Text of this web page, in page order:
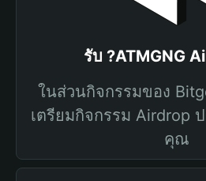
รับ ?ATMGNG
ในส่วนกิจกรรมของ
เตรียมกิจกรรม Airdrop
คุณ